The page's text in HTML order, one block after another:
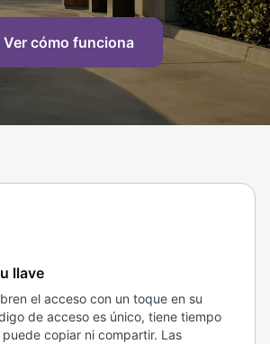
Ver cómo funciona
llave
el acceso con un toque en su
de acceso es único, tiene tiempo
copiar ni compartir. Las